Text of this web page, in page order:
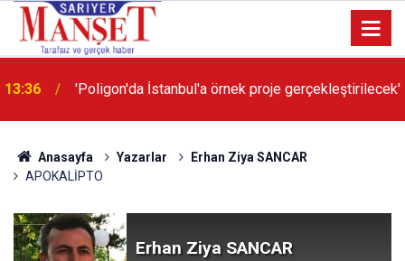
13:36 'Poligon'da İstanbul'a örnek proje gerçekleştirilecek'
Anasayfa Yazarlar
Erhan Ziya SANCAR
APOKALİPTO
Erhan Ziya SANCAR